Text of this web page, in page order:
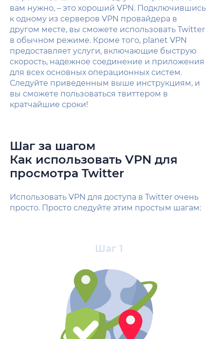
вам нужно, – это хороший VPN. Подключившись
к одному из серверов VPN провайдера в
другом месте, вы сможете использовать Twitter
в обычном режиме. Кроме того, planet VPN
предоставляет услуги, включающие быструю
скорость, надежное соединение и приложения
для всех основных операционных систем.
Следуйте приведенным выше инструкциям, и
вы сможете пользоваться твиттером в
кратчайшие сроки!
Шаг за шагом
Как использовать VPN для
просмотра Twitter
Использовать VPN для доступа в Twitter очень
просто. Просто следуйте этим простым шагам:
Шаг 1